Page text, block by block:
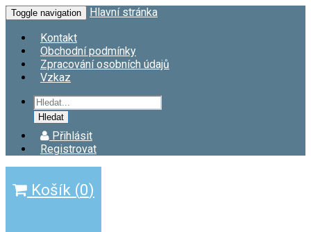
Toggle navigation
Hlavní stránka
Kontakt
Obchodní podmínky
Zpracování osobních údajů
Vzkaz
Hledat
Přihlásit
Registrovat
Košík (0)